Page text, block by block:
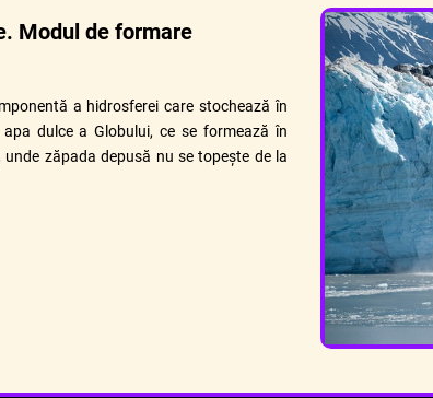
Modul de formare
a hidrosferei care stochează în
dulce a Globului, ce se formează în
unde zăpada depusă nu se topește de la